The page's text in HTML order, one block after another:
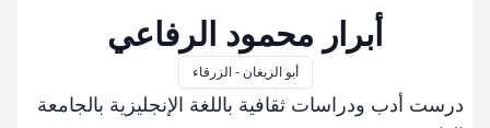
أبرار محمود الرفاعي
أبو الزيغان - الزرقاء
درست أدب ودراسات ثقافية باللغة الإنجليزية بالجامعة